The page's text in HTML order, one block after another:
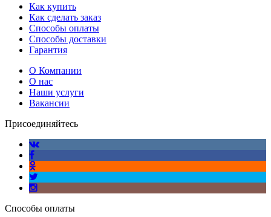
Как купить
Как сделать заказ
Способы оплаты
Способы доставки
Гарантия
О Компании
О нас
Наши услуги
Вакансии
Присоединяйтесь
Способы оплаты